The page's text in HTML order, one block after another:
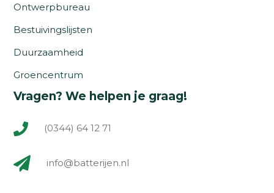
Ontwerpbureau
Bestuivingslijsten
Duurzaamheid
Groencentrum
Vragen? We helpen je graag!
(0344) 64 12 71
info@batterijen.nl